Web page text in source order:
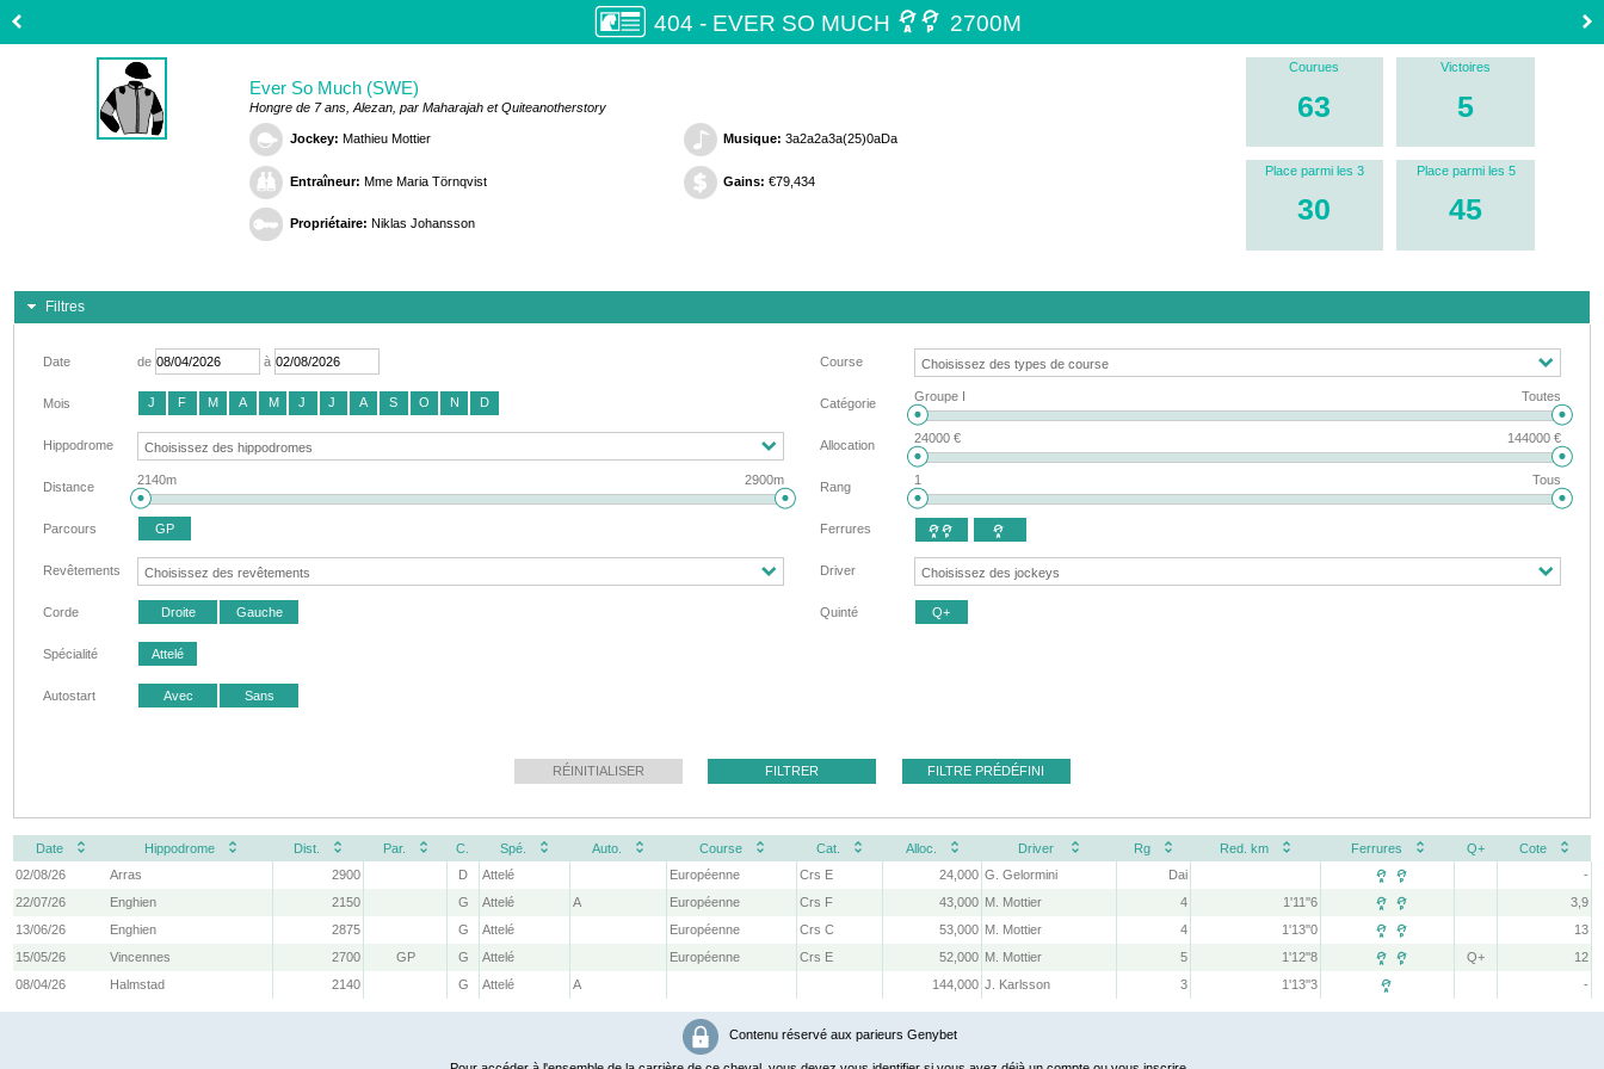
404 - EVER SO MUCH  2700M
Ever So Much (SWE)
Hongre de 7 ans, Alezan, par Maharajah et Quiteanotherstory
Jockey: Mathieu Mottier
Entraîneur: Mme Maria Törnqvist
Propriétaire: Niklas Johansson
Musique: 3a2a2a3a(25)0aDa
Gains: €79,434
Courues
63
Victoires
5
Place parmi les 3
30
Place parmi les 5
45
Filtres
Date de à
Mois J F M A M J J A S O N D
Hippodrome
Distance 2140m 2900m
Parcours GP
Revêtements
Corde Droite Gauche
Spécialité Attelé
Autostart Avec Sans
Course
Catégorie Groupe I Toutes
Allocation 24000 € 144000 €
Rang 1 Tous
Ferrures  
Driver
Quinté Q+
RÉINITIALISER FILTRER FILTRE PRÉDÉFINI
Date Hippodrome Dist. Par. C. Spé. Auto. Course Cat. Alloc. Driver Rg Red. km Ferrures Q+
Cote
02/08/26
Arras 2900 D Attelé Européenne Crs E 24,000 G. Gelormini Dai  
-
22/07/26
Enghien 2150 G Attelé A Européenne Crs F 43,000 M. Mottier 4 1'11''6  
3,9
13/06/26
Enghien 2875 G Attelé Européenne Crs C 53,000 M. Mottier 4 1'13''0  
13
15/05/26
Vincennes 2700 GP G Attelé Européenne Crs E 52,000 M. Mottier 5 1'12''8   Q+
12
08/04/26
Halmstad 2140 G Attelé A 144,000 J. Karlsson 3 1'13''3  -
Contenu réservé aux parieurs Genybet